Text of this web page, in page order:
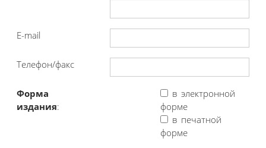
E-mail
Телефон/факс
Форма
издания:
в электронной
форме
в печатной
форме